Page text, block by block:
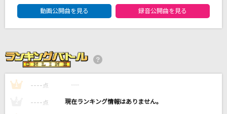
ハナミズキ
一青 窈
[生音]サムライハート(Some Like It Hot!!)
SPYAIR
DAM★ともボーカルエントリーランキング
動画公開曲を見る
録音公開曲を見る
1 ---- 点 ----
---- 点 ----